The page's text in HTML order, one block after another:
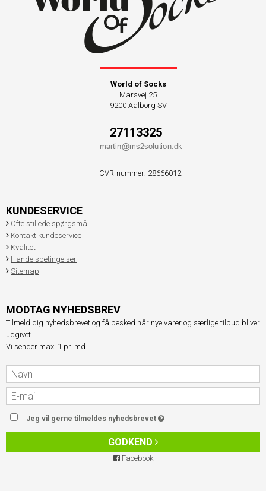
World of Socks
Marsvej 25
9200 Aalborg SV
27113325
CVR-nummer: 28666012
KUNDESERVICE
Ofte stillede spørgsmål
Kontakt kundeservice
Kvalitet
Handelsbetingelser
Sitemap
MODTAG NYHEDSBREV
Tilmeld dig nyhedsbrevet og få besked når nye varer og særlige tilbud bliver
udgivet.
Vi sender max. 1 pr. md.
Jeg vil gerne tilmeldes nyhedsbrevet
GODKEND
Facebook